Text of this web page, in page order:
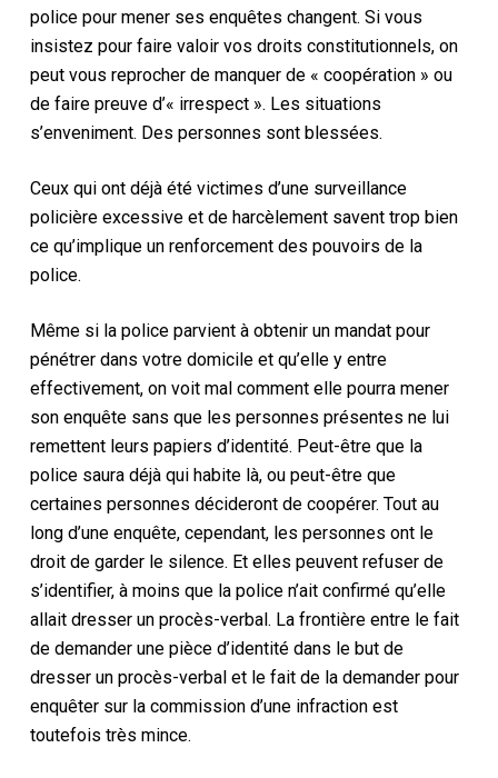
police pour mener ses enquêtes changent. Si vous
insistez pour faire valoir vos droits constitutionnels, on
peut vous reprocher de manquer de « coopération » ou
de faire preuve d’« irrespect ». Les situations
s’enveniment. Des personnes sont blessées.
Ceux qui ont déjà été victimes d’une surveillance
policière excessive et de harcèlement savent trop bien
ce qu’implique un renforcement des pouvoirs de la
police.
Même si la police parvient à obtenir un mandat pour
pénétrer dans votre domicile et qu’elle y entre
effectivement, on voit mal comment elle pourra mener
son enquête sans que les personnes présentes ne lui
remettent leurs papiers d’identité. Peut-être que la
police saura déjà qui habite là, ou peut-être que
certaines personnes décideront de coopérer. Tout au
long d’une enquête, cependant, les personnes ont le
droit de garder le silence. Et elles peuvent refuser de
s’identifier, à moins que la police n’ait confirmé qu’elle
allait dresser un procès-verbal. La frontière entre le fait
de demander une pièce d’identité dans le but de
dresser un procès-verbal et le fait de la demander pour
enquêter sur la commission d’une infraction est
toutefois très mince.